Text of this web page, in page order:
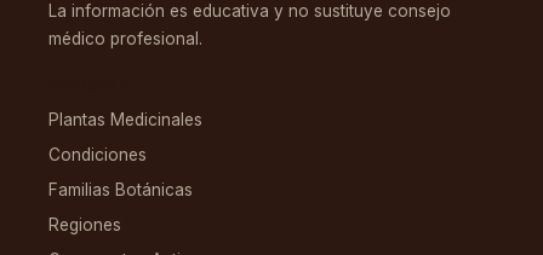
La información es educativa y no sustituye consejo
médico profesional.
Plantas Medicinales
Condiciones
Familias Botánicas
Regiones